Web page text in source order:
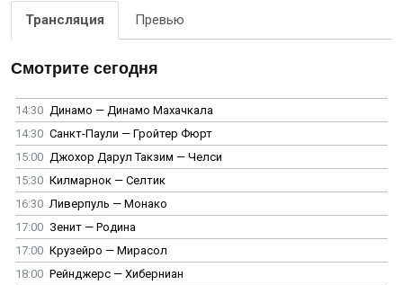
Трансляция Превью
Смотрите сегодня
14:30 Динамо — Динамо Махачкала
14:30 Санкт-Паули — Гройтер Фюрт
15:00 Джохор Дарул Такзим — Челси
15:30 Килмарнок — Селтик
16:30 Ливерпуль — Монако
17:00 Зенит — Родина
17:00 Крузейро — Мирасол
18:00 Рейнджерс — Хиберниан